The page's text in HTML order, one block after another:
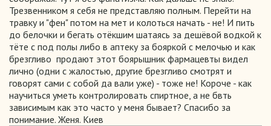
Трезвенником я себя не представляю полным. Перейти на
травку и "фен" потом на мет и колоться начать - не! И пить
до белочки и бегать отёкшим шатаясь за дешёвой водкой к
тёте с под полы либо в аптеку за бояркой с мелочью и как
брезгливо продают этот боярышник фармацевты видел
лично (одни с жалостью, другие брезгливо смотрят и
говорят сами с собой да вали уже) - тоже не! Короче - как
научиться уметь контролировать спиртное, а не бвть
зависимым как это часто у меня бывает? Спасибо за
понимание. Женя. Киев